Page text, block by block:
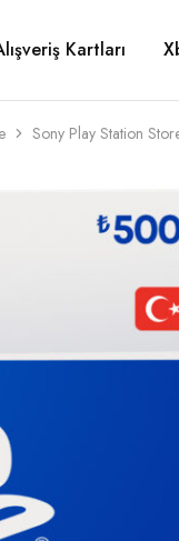
Kartları
Sony Play Station